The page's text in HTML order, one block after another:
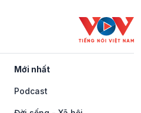
Mới nhất
Podcast